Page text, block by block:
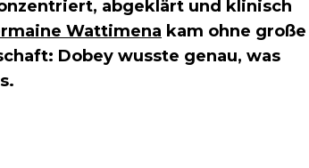
abgeklärt und klinisch
Wattimena kam ohne große
Dobey wusste genau, was